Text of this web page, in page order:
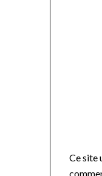
Ce site